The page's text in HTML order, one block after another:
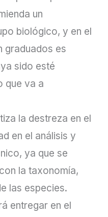
un
biológico, y en el
graduados es
sido esté
que va a
la destreza en el
en el análisis y
ya que se
la taxonomía,
las especies.
entregar en el